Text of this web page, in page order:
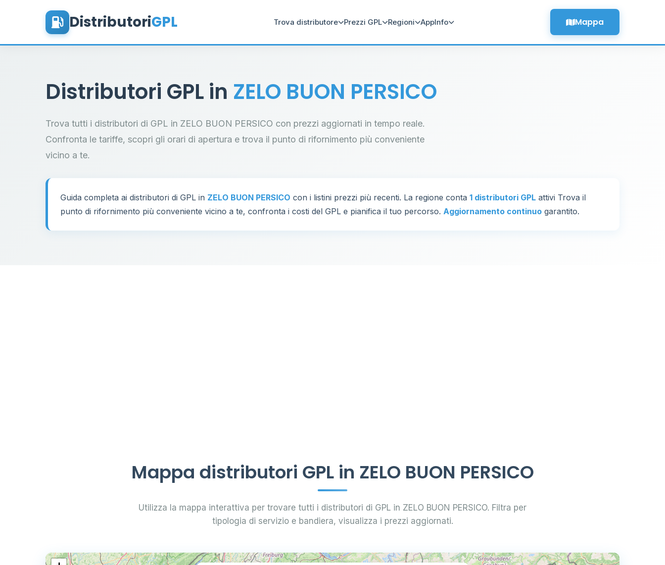
DistributoriGPL Trova distributore Prezzi GPL Regioni AppInfo Mappa
Distributori GPL in ZELO BUON PERSICO
Trova tutti i distributori di GPL in ZELO BUON PERSICO con prezzi aggiornati in tempo reale.
Confronta le tariffe, scopri gli orari di apertura e trova il punto di rifornimento più conveniente
vicino a te.
Guida completa ai distributori di GPL in ZELO BUON PERSICO con i listini prezzi più recenti. La regione conta 1 distributori GPL attivi Trova il
punto di rifornimento più conveniente vicino a te, confronta i costi del GPL e pianifica il tuo percorso. Aggiornamento continuo garantito.
Mappa distributori GPL in ZELO BUON PERSICO
Utilizza la mappa interattiva per trovare tutti i distributori di GPL in ZELO BUON PERSICO. Filtra per
tipologia di servizio e bandiera, visualizza i prezzi aggiornati.